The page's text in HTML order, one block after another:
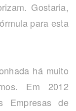
Gostaria,
para esta
há muito
Em 2012
Empresas de